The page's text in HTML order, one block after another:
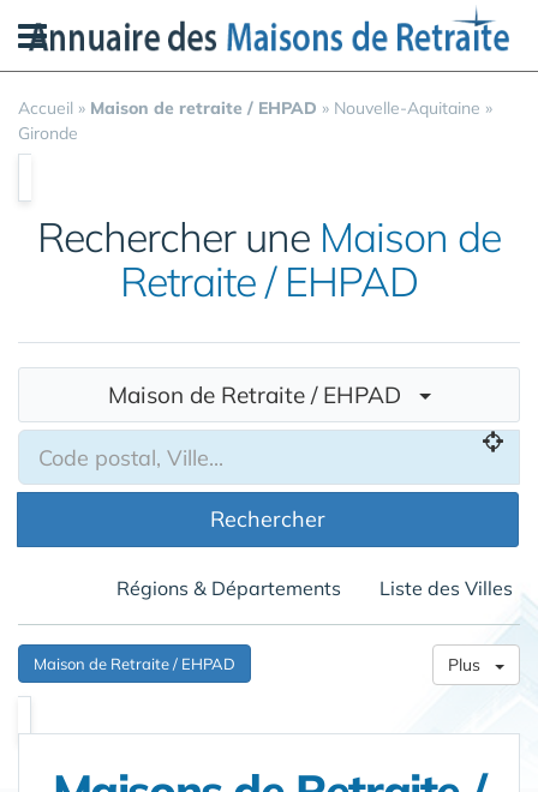
Accueil » Maison de retraite / EHPAD » Nouvelle-Aquitaine »
Gironde
Rechercher une Maison de
Retraite / EHPAD
Maison de Retraite / EHPAD
Rechercher
Régions & Départements Liste des Villes
Maison de Retraite / EHPAD Plus